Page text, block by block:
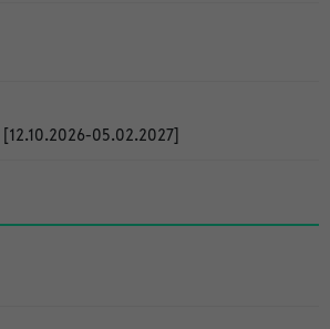
05.02.2027]